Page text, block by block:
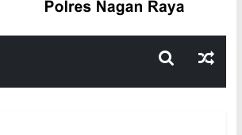
Darul Makmur Sambangi Warga
Pesan Kamtibmas